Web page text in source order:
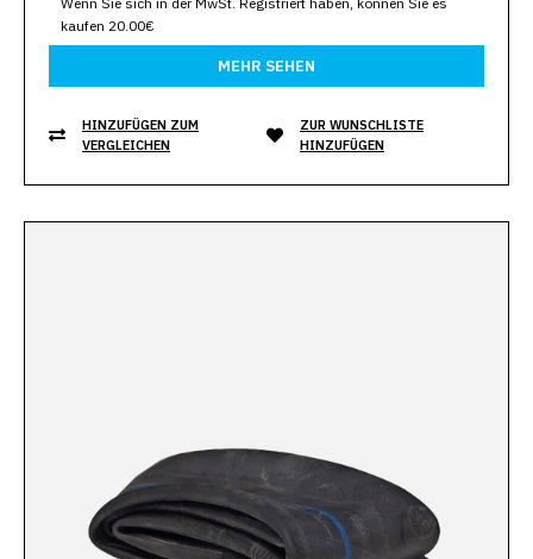
kaufen 20.00€
MEHR SEHEN
HINZUFÜGEN ZUM
VERGLEICHEN
ZUR WUNSCHLISTE
HINZUFÜGEN